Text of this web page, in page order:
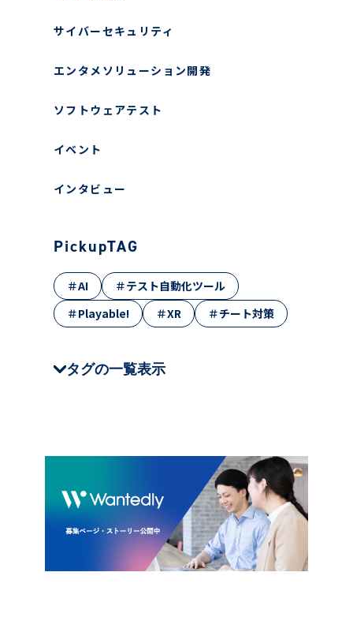
サイバーセキュリティ
エンタメソリューション開発
ソフトウェアテスト
イベント
インタビュー
PickupTAG
＃AI
＃テスト自動化ツール
＃Playable!
＃XR ＃チート対策
タグの一覧表示
＃テストツール
＃Oreo
＃NHN AppGuard
＃Stena Game
＃XR
＃ゲームQA
＃仕事・キャリア
＃テスト技法
＃チート対策